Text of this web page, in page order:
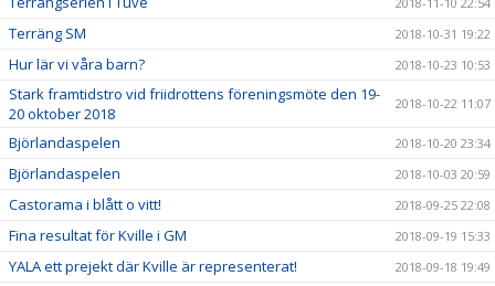
Terräng SM 2018-10-31 19:22
Hur lär vi våra barn? 2018-10-23 10:53
Stark framtidstro vid friidrottens föreningsmöte den 19-
20 oktober 2018
2018-10-22 11:07
Björlandaspelen 2018-10-20 23:34
Björlandaspelen 2018-10-03 20:59
Castorama i blått o vitt! 2018-09-25 22:08
Fina resultat för Kville i GM 2018-09-19 15:33
YALA ett prejekt där Kville är representerat! 2018-09-18 19:49